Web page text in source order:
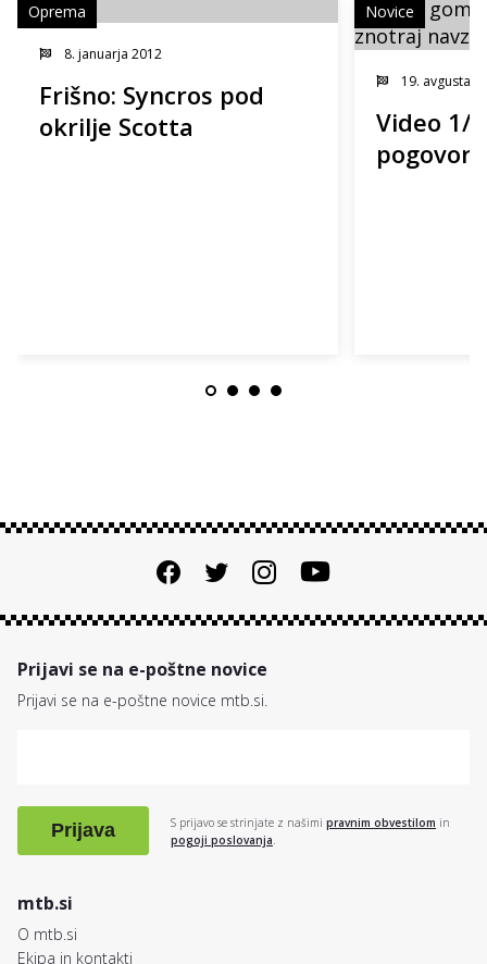
8. januarja 2012
Frišno: Syncros pod
okrilje Scotta
Oprema
19. avgusta
Video 1/
pogovor
Novice
mtb.si
O mtb.si
Ekipa in kontakti
Prijavi se na e-poštne novice
Prijavi se na e-poštne novice mtb.si.
Prijava S prijavo se strinjate z našimi pravnim obvestilom in
pogoji poslovanja